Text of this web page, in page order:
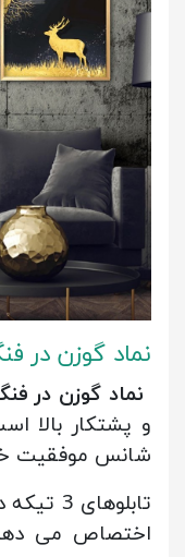
نماد گوزن در
نماد گوزن در
و پشتکار بالا
شانس موفقیت
اختصاص می